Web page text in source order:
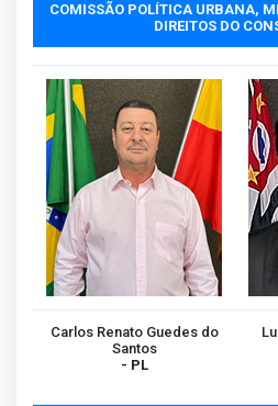
COMISSÃO POLÍTICA URBANA,
DIREITOS DO
Carlos Renato Guedes do
Santos
- PL